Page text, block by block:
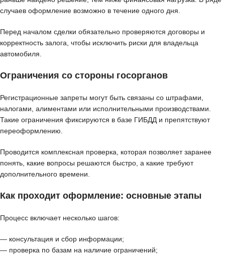
случаев оформление возможно в течение одного дня.
Перед началом сделки обязательно проверяются договоры и
корректность залога, чтобы исключить риски для владельца
автомобиля.
Ограничения со стороны госорганов
Регистрационные запреты могут быть связаны со штрафами,
налогами, алиментами или исполнительными производствами.
Такие ограничения фиксируются в базе ГИБДД и препятствуют
переоформлению.
Проводится комплексная проверка, которая позволяет заранее
понять, какие вопросы решаются быстро, а какие требуют
дополнительного времени.
Как проходит оформление: основные этапы
Процесс включает несколько шагов:
— консультация и сбор информации;
— проверка по базам на наличие ограничений;